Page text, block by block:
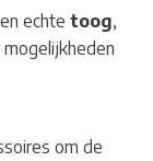
echte toog,
om de